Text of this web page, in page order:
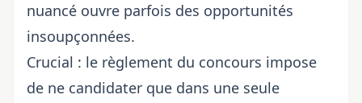
nuancé ouvre parfois des opportunités
insoupçonnées.
Crucial : le règlement du concours impose
de ne candidater que dans une seule